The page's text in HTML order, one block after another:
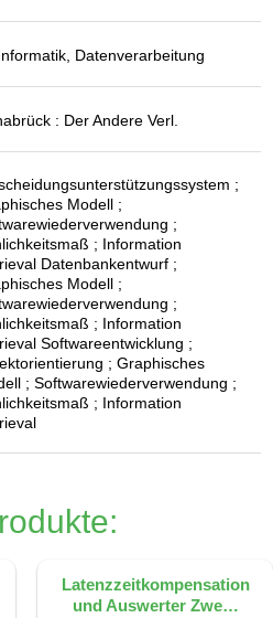
Datenverarbeitung
: Der Andere Verl.
;
Modell ;
;
; Information
Datenbankentwurf ;
Modell ;
;
; Information
Softwareentwicklung ;
; Graphisches
; Softwarewiederverwendung ;
; Information
Latenzzeitkompensation
und Auswerter Zwe…